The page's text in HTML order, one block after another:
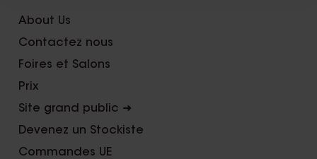
About Us
Contactez nous
Foires et Salons
Prix
Site grand public ➜
Devenez un Stockiste
Commandes UE